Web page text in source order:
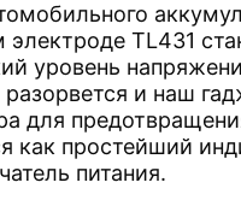
TL431
уровень
и наш
для
как простейший
питания.